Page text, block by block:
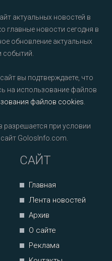
актуальных новостей в
главные новости сегодня в
обновление актуальных
событий.
вы подтверждаете, что
на использование файлов
файлов cookies
при условии
GolosInfo.com.
САЙТ
Главная
Лента новостей
Архив
О сайте
Реклама